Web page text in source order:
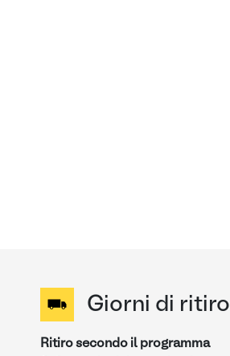
Giorni di ritiro
Ritiro secondo il programma